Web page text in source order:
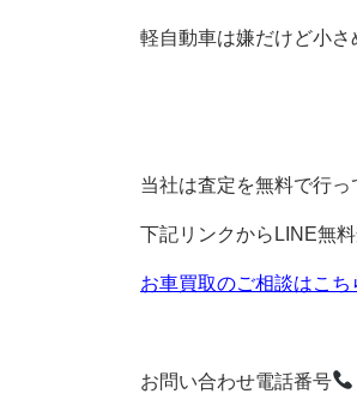
軽自動車は嫌だけど小
当社は査定を無料で行っ
下記リンクからLINE無
お車買取のご相談はこち
お問い合わせ電話番号